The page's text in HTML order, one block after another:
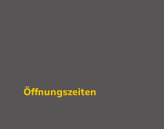
Öffnungszeiten